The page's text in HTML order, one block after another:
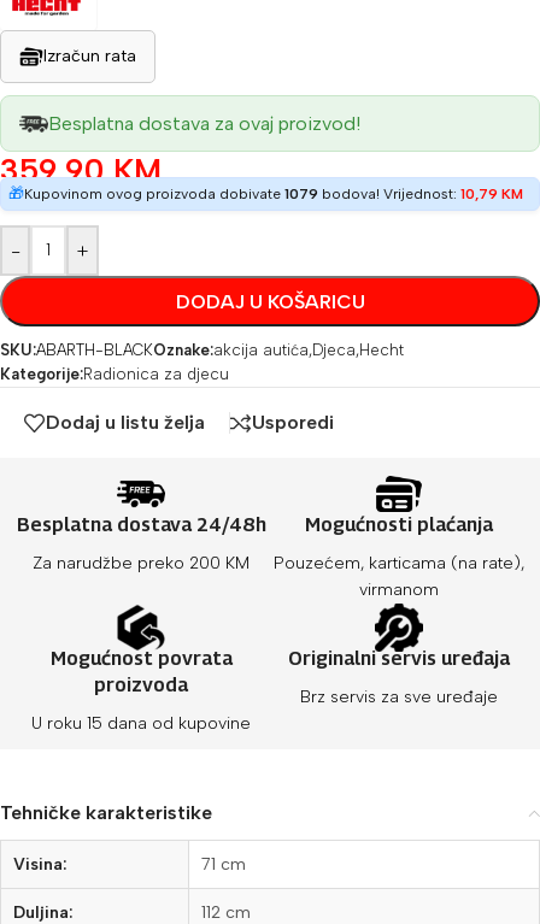
Izračun rata
Besplatna dostava za ovaj proizvod!
359,90KM
🎁Kupovinom ovog proizvoda dobivate 1079 bodova! Vrijednost: 10,79 KM
- +
DODAJ U KOŠARICU
SKU:ABARTH-BLACKOznake:akcija autića,Djeca,Hecht
Kategorije:Radionica za djecu
Dodaj u listu želja Usporedi
Besplatna dostava 24/48h
Za narudžbe preko 200 KM
Mogućnosti plaćanja
Pouzećem, karticama (na rate),
virmanom
Mogućnost povrata
proizvoda
U roku 15 dana od kupovine
Originalni servis uređaja
Brz servis za sve uređaje
Tehničke karakteristike
Visina: 71 cm
Duljina: 112 cm